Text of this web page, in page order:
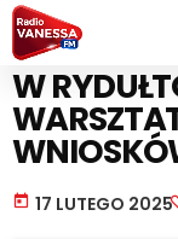
PRACA I BIZNES
W
today 17 LUTEGO 2025